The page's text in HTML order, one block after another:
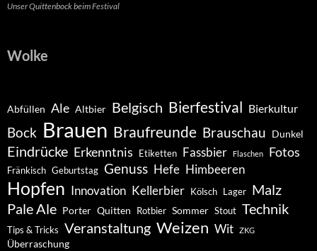
Unser Quittenbock beim Festival
Wolke
Abfüllen Ale Altbier Belgisch Bierfestival Bierkultur
Bock Brauen Braufreunde Brauschau Dunkel
Eindrücke Erkenntnis Etiketten Fassbier Flaschen Fotos
Fränkisch Geburtstag Genuss Hefe Himbeeren
Hopfen Innovation Kellerbier Kölsch Lager Malz
Pale Ale Porter Quitten Rotbier Sommer Stout Technik
Tips & Tricks Veranstaltung Weizen Wit ZKG
Überraschung